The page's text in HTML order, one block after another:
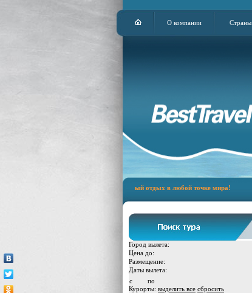
О компании Страны
лыжи, пляжный и экскурсионный отдых в любой точке мира!
Город вылета:
Цена до:
Размещение:
Даты вылета:
c
по
Курорты: выделить все сбросить